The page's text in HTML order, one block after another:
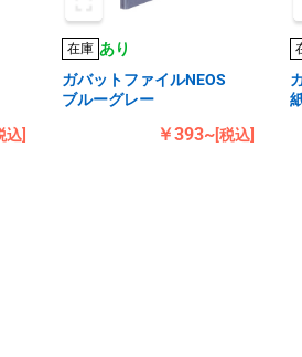
込]
在庫 あり
ガバットファイルNEOS
ブルーグレー
￥393~[税込]